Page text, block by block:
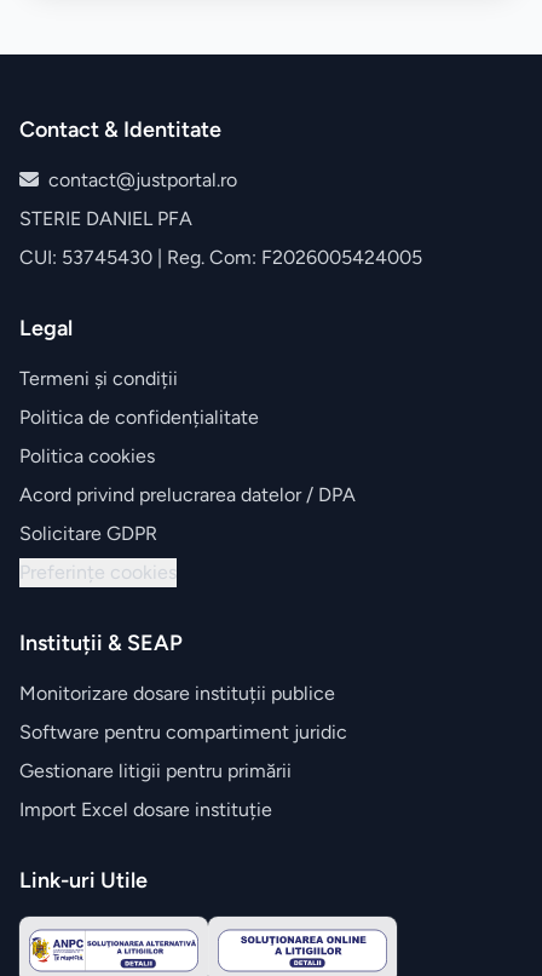
Contact & Identitate
contact@justportal.ro
STERIE DANIEL PFA
CUI: 53745430 | Reg. Com: F2026005424005
Legal
Termeni și condiții
Politica de confidențialitate
Politica cookies
Acord privind prelucrarea datelor / DPA
Solicitare GDPR
Preferințe cookies
Instituții & SEAP
Monitorizare dosare instituții publice
Software pentru compartiment juridic
Gestionare litigii pentru primării
Import Excel dosare instituție
Link-uri Utile